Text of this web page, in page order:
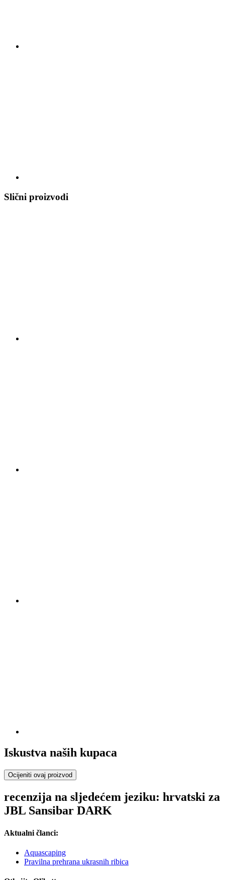
Slični proizvodi
Iskustva naših kupaca
Ocijeniti ovaj proizvod
recenzija na sljedećem jeziku: hrvatski za
JBL Sansibar DARK
Aktualni članci:
Aquascaping
Pravilna prehrana ukrasnih ribica